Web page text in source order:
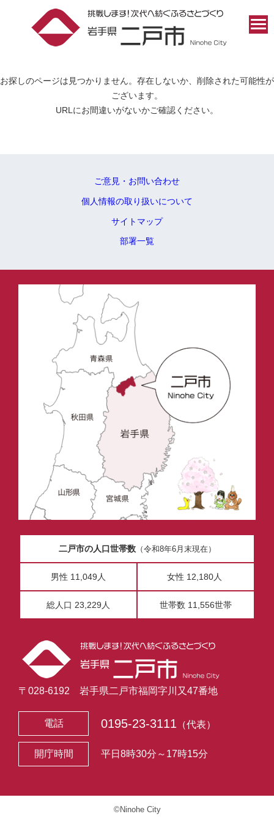
お探しのページは見つかりません。存在しないか、削除された可能性が
ございます。
URLにお間違いがないかご確認ください。
ご意見・お問い合わせ
個人情報の取り扱いについて
サイトマップ
部署一覧
二戸市の人口世帯数（令和8年6月末現在）
男性 11,049人 女性 12,180人
総人口 23,229人 世帯数 11,556世帯
〒028-6192 岩手県二戸市福岡字川又47番地
電話 0195-23-3111 （代表）
開庁時間 平日8時30分～17時15分
©Ninohe City